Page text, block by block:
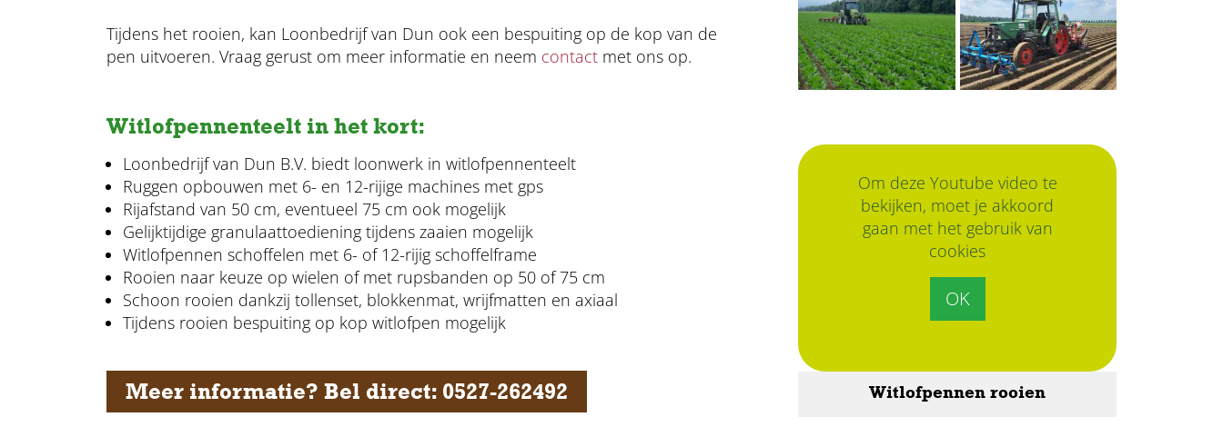
Tijdens het rooien, kan Loonbedrijf van Dun ook een bespuiting op de kop van de
pen uitvoeren. Vraag gerust om meer informatie en neem contact met ons op.
Witlofpennenteelt in het kort:
Loonbedrijf van Dun B.V. biedt loonwerk in witlofpennenteelt
Ruggen opbouwen met 6- en 12-rijige machines met gps
Rijafstand van 50 cm, eventueel 75 cm ook mogelijk
Gelijktijdige granulaattoediening tijdens zaaien mogelijk
Witlofpennen schoffelen met 6- of 12-rijig schoffelframe
Rooien naar keuze op wielen of met rupsbanden op 50 of 75 cm
Schoon rooien dankzij tollenset, blokkenmat, wrijfmatten en axiaal
Tijdens rooien bespuiting op kop witlofpen mogelijk
Meer informatie? Bel direct: 0527-262492
Om deze Youtube video te
bekijken, moet je akkoord
gaan met het gebruik van
cookies
OK
Witlofpennen rooien